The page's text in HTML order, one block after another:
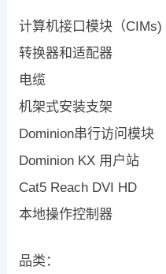
计算机接口模块（CIMs)
转换器和适配器
电缆
机架式安装支架
Dominion串行访问模块
Dominion KX 用户站
Cat5 Reach DVI HD
本地操作控制器
品类：